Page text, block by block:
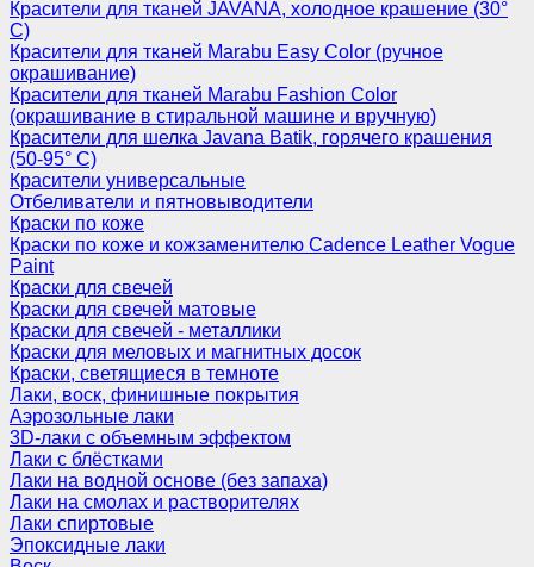
Красители для тканей JAVANA, холодное крашение (30°
С)
Красители для тканей Marabu Easy Color (ручное
окрашивание)
Красители для тканей Marabu Fashion Color
(окрашивание в стиральной машине и вручную)
Красители для шелка Javana Batik, горячего крашения
(50-95° С)
Красители универсальные
Отбеливатели и пятновыводители
Краски по коже
Краски по коже и кожзаменителю Cadence Leather Vogue
Paint
Краски для свечей
Краски для свечей матовые
Краски для свечей - металлики
Краски для меловых и магнитных досок
Краски, светящиеся в темноте
Лаки, воск, финишные покрытия
Аэрозольные лаки
3D-лаки с объемным эффектом
Лаки с блёстками
Лаки на водной основе (без запаха)
Лаки на смолах и растворителях
Лаки спиртовые
Эпоксидные лаки